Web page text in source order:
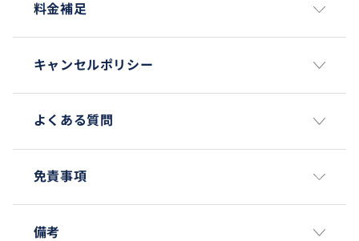
料金補足
キャンセルポリシー
よくある質問
免責事項
備考